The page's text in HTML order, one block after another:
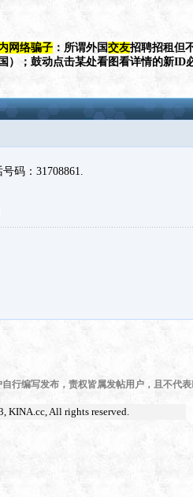
网络骗子 ：所谓外国交友招聘招租但
）；鼓动点击某处看图看详情的新ID
码：31708861.
行编写发布，责权皆属发帖用户，且不代
KINA.cc, All rights reserved.